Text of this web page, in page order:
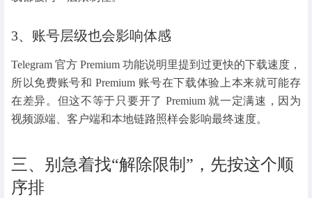
3、账号层级也会影响体感
Telegram 官方 Premium 功能说明里提到过更快的下载速度，
所以免费账号和 Premium 账号在下载体验上本来就可能存
在差异。但这不等于只要开了 Premium 就一定满速，因为
视频源端、客户端和本地链路照样会影响最终速度。
三、别急着找“解除限制”，先按这个顺
序排